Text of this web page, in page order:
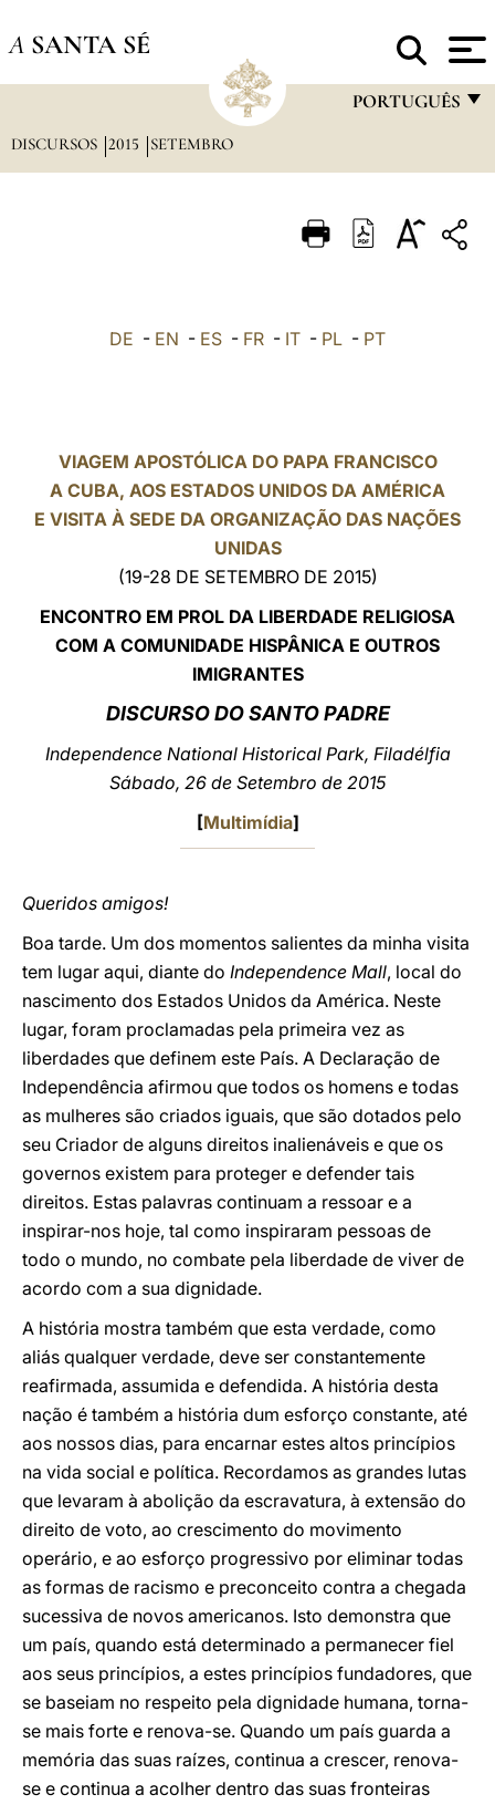
A SANTA SÉ
PORTUGUÊS
ITALIANO
中文
LATINE
DISCURSOS 2015 SETEMBRO
DE - EN - ES - FR - IT - PL - PT
VIAGEM APOSTÓLICA DO PAPA FRANCISCO
A CUBA, AOS ESTADOS UNIDOS DA AMÉRICA
E VISITA À SEDE DA ORGANIZAÇÃO DAS NAÇÕES
UNIDAS
(19-28 DE SETEMBRO DE 2015)
ENCONTRO EM PROL DA LIBERDADE RELIGIOSA
COM A COMUNIDADE HISPÂNICA E OUTROS
IMIGRANTES
DISCURSO DO SANTO PADRE
Independence National Historical Park, Filadélfia
Sábado, 26 de Setembro de 2015
[Multimídia]
Queridos amigos!
Boa tarde. Um dos momentos salientes da minha visita
tem lugar aqui, diante do Independence Mall, local do
nascimento dos Estados Unidos da América. Neste
lugar, foram proclamadas pela primeira vez as
liberdades que definem este País. A Declaração de
Independência afirmou que todos os homens e todas
as mulheres são criados iguais, que são dotados pelo
seu Criador de alguns direitos inalienáveis e que os
governos existem para proteger e defender tais
direitos. Estas palavras continuam a ressoar e a
inspirar-nos hoje, tal como inspiraram pessoas de
todo o mundo, no combate pela liberdade de viver de
acordo com a sua dignidade.
A história mostra também que esta verdade, como
aliás qualquer verdade, deve ser constantemente
reafirmada, assumida e defendida. A história desta
nação é também a história dum esforço constante, até
aos nossos dias, para encarnar estes altos princípios
na vida social e política. Recordamos as grandes lutas
que levaram à abolição da escravatura, à extensão do
direito de voto, ao crescimento do movimento
operário, e ao esforço progressivo por eliminar todas
as formas de racismo e preconceito contra a chegada
sucessiva de novos americanos. Isto demonstra que
um país, quando está determinado a permanecer fiel
aos seus princípios, a estes princípios fundadores, que
se baseiam no respeito pela dignidade humana, torna-
se mais forte e renova-se. Quando um país guarda a
memória das suas raízes, continua a crescer, renova-
se e continua a acolher dentro das suas fronteiras